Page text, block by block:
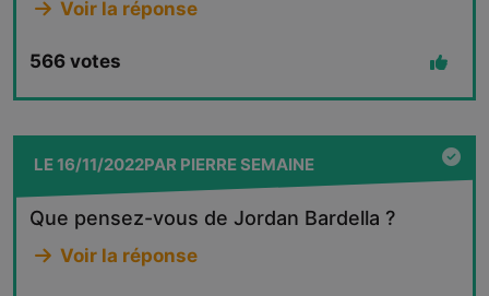
Voir la réponse
566 votes
LE16/11/2022PAR PIERRE SEMAINE
Que pensez-vous de Jordan Bardella ?
Voir la réponse